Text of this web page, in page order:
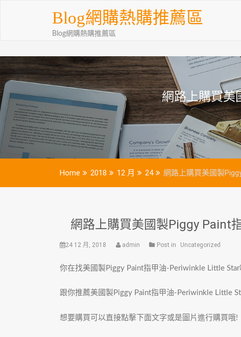
Blog網購熱購推薦區
Blog網購熱購推薦區
網路上購買美
Home 2018 12 月 24 網路上購買美國製
網路上購買美國製Piggy Paint
24 12 月, 2018 admin Post in Uncategorized
你在找美國製Piggy Paint指甲油-Periwinkle Little Star
跟你推薦美國製Piggy Paint指甲油-Periwinkle Little
想要購買可以直接點擊下面文字或是圖片進行購買哦!